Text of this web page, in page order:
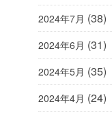
2024年7月 (38)
2024年6月 (31)
2024年5月 (35)
2024年4月 (24)